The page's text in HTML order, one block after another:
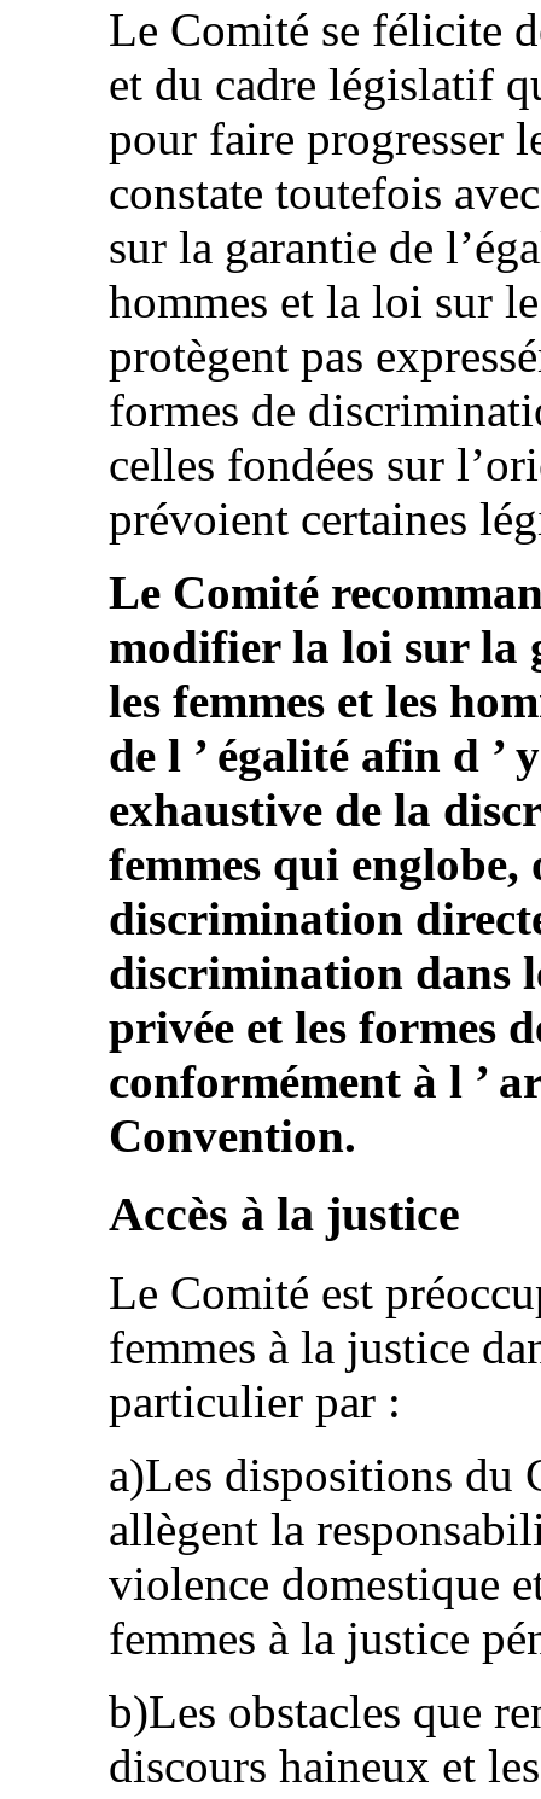
Le Comité se félicite
et du cadre législatif
pour faire progresser
constate toutefois
sur la garantie de
hommes et la loi sur
protègent pas
formes de
celles fondées sur
prévoient certaines
Le Comité
modifier la loi sur la
les femmes et les
de l ’ égalité afin d
exhaustive de la
femmes qui englobe,
discrimination
discrimination dans
privée et les formes
conformément à l ’
Convention.
Accès à la justice
Le Comité est
femmes à la justice
particulier par :
a)Les dispositions du
allègent la
violence domestique
femmes à la justice
b)Les obstacles que
discours haineux et